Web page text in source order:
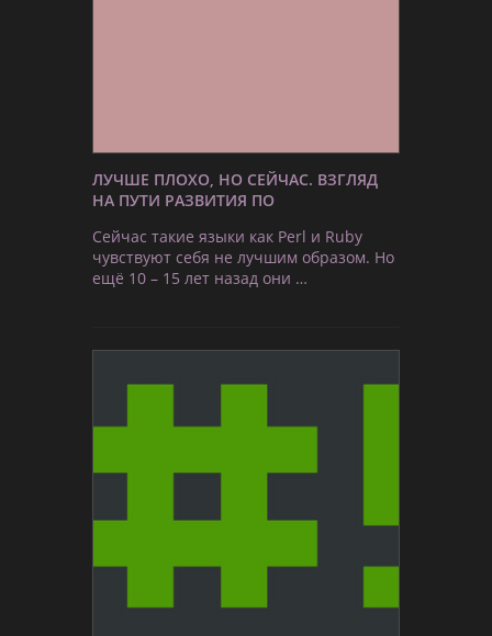
ЛУЧШЕ ПЛОХО, НО СЕЙЧАС. ВЗГЛЯД
НА ПУТИ РАЗВИТИЯ ПО
Сейчас такие языки как Perl и Ruby
чувствуют себя не лучшим образом. Но
ещё 10 – 15 лет назад они …